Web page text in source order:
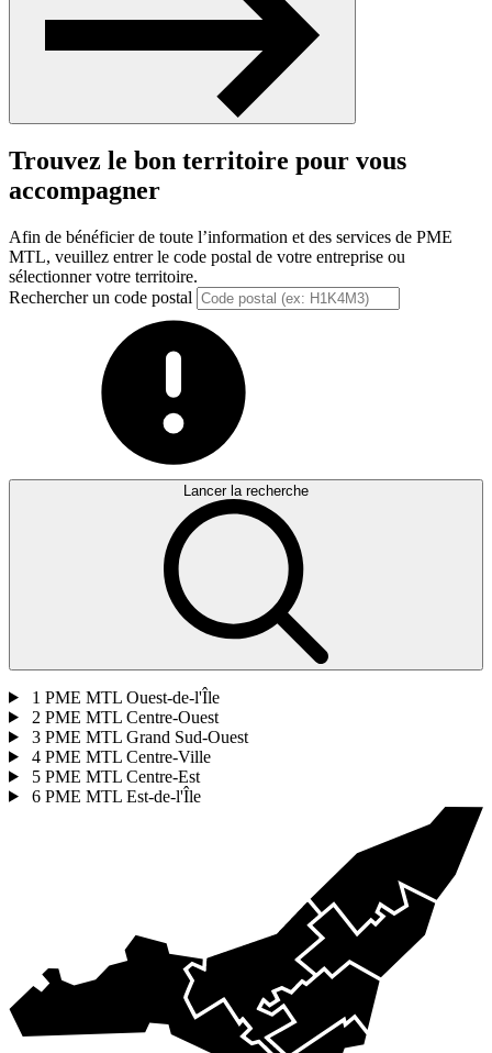
Trouvez le bon territoire pour vous
accompagner
Afin de bénéficier de toute l’information et des services de PME
MTL, veuillez entrer le code postal de votre entreprise ou
sélectionner votre territoire.
Rechercher un code postal
Lancer la recherche
1 PME MTL Ouest-de-l'Île
2 PME MTL Centre-Ouest
3 PME MTL Grand Sud-Ouest
4 PME MTL Centre-Ville
5 PME MTL Centre-Est
6 PME MTL Est-de-l'Île